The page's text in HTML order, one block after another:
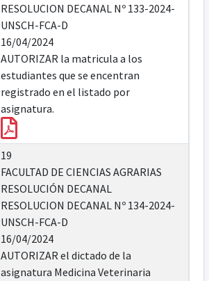
RESOLUCION DECANAL Nº 133-2024-
UNSCH-FCA-D
16/04/2024
AUTORIZAR la matricula a los
estudiantes que se encentran
registrado en el listado por
asignatura.
19
FACULTAD DE CIENCIAS AGRARIAS
RESOLUCIÓN DECANAL
RESOLUCION DECANAL Nº 134-2024-
UNSCH-FCA-D
16/04/2024
AUTORIZAR el dictado de la
asignatura Medicina Veterinaria